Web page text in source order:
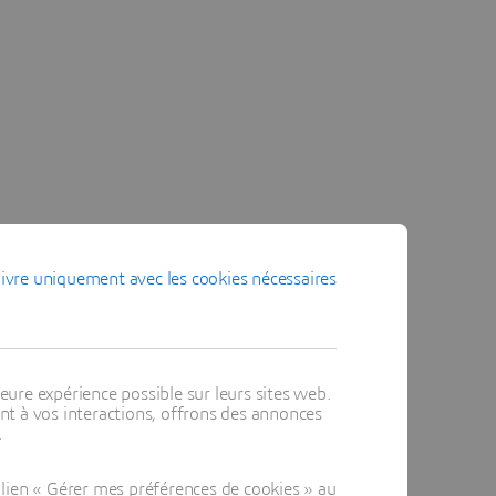
uniquement avec les cookies nécessaires
expérience possible sur leurs sites web.
à vos interactions, offrons des annonces
« Gérer mes préférences de cookies » au